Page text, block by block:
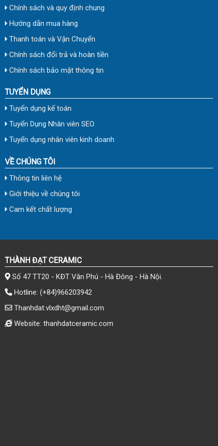
Chính sách và quy định chung
Hướng dẫn mua hàng
Thanh toán và Vận Chuyển
Chính sách đổi trả và hoàn tiền
Chính sách bảo mật thông tin
TUYỂN DỤNG
Tuyển dụng kế toán
Tuyển Dụng Nhân viên SEO
Tuyển dụng nhân viên kinh doanh
VỀ CHÚNG TÔI
Thông tin liên hệ
Giới thiệu về chúng tôi
Cam kết chất lượng
THÀNH ĐẠT CERAMIC
Số 47 TT20 - KĐT Văn Phú - Hà Đông - Hà Nội.
Hotline: (+84)966203942
Thanhdat.vlxdht@gmail.com
Website: thanhdatceramic.com